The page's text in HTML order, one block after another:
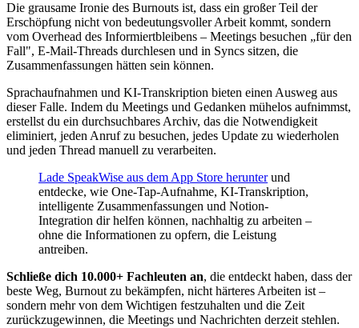
Die grausame Ironie des Burnouts ist, dass ein großer Teil der
Erschöpfung nicht von bedeutungsvoller Arbeit kommt, sondern
vom Overhead des Informiertbleibens – Meetings besuchen „für den
Fall", E-Mail-Threads durchlesen und in Syncs sitzen, die
Zusammenfassungen hätten sein können.
Sprachaufnahmen und KI-Transkription bieten einen Ausweg aus
dieser Falle. Indem du Meetings und Gedanken mühelos aufnimmst,
erstellst du ein durchsuchbares Archiv, das die Notwendigkeit
eliminiert, jeden Anruf zu besuchen, jedes Update zu wiederholen
und jeden Thread manuell zu verarbeiten.
Lade SpeakWise aus dem App Store herunterund
entdecke, wie One-Tap-Aufnahme, KI-Transkription,
intelligente Zusammenfassungen und Notion-
Integration dir helfen können, nachhaltig zu arbeiten –
ohne die Informationen zu opfern, die Leistung
antreiben.
Schließe dich 10.000+ Fachleuten an, die entdeckt haben, dass der
beste Weg, Burnout zu bekämpfen, nicht härteres Arbeiten ist –
sondern mehr von dem Wichtigen festzuhalten und die Zeit
zurückzugewinnen, die Meetings und Nachrichten derzeit stehlen.